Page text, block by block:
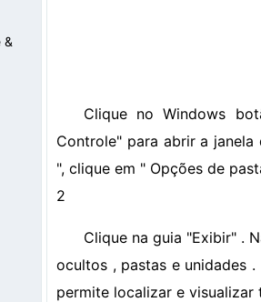
&
Clique no Windows
Controle" para abrir a
", clique em " Opções de
2
Clique na guia "Exibir" .
ocultos , pastas e unidades
permite localizar e visualizar